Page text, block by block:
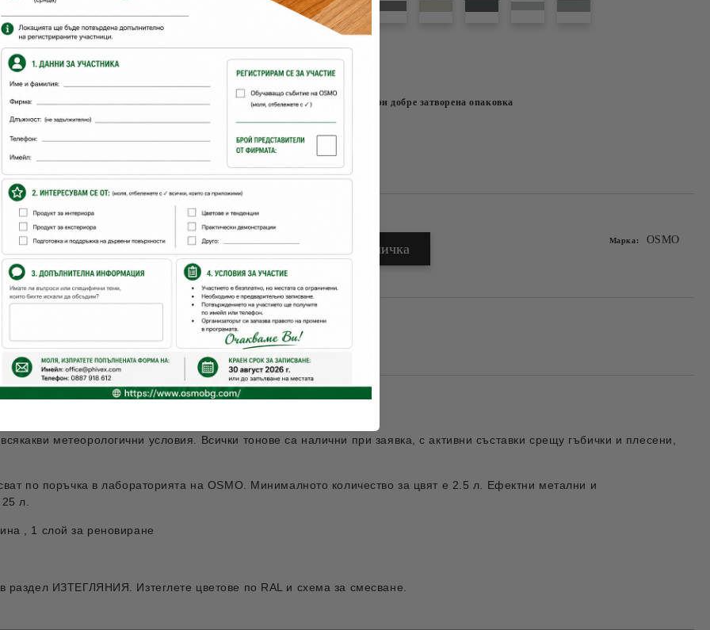
разфасовка 1:
Съхранение:
5 години и повече при добре затворена опаковка
брой ръце:
1
време за съхнене:
с какво се нанася:
четка, валяк
Марка: OSMO
Файлове Контакт
метеорологични условия. Всички тонове са налични при заявка, с активни съставки срещу гъбички и плесени,
по поръчка в лабораторията на OSMO. Минималното количество за цвят е 2.5 л. Ефектни метални и
л.
, 1 слой за реновиране
раздел ИЗТЕГЛЯНИЯ. Изтеглете цветове по RAL и схема за смесване.